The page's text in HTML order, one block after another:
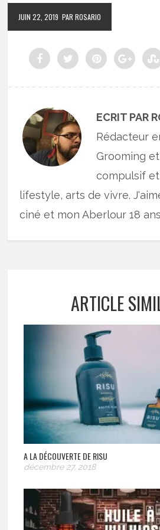
JUIN 22, 2019 PAR ROSARIO
ECRIT PAR
Rédacteur
Grooming
compulsif
lifestyle, arts de vivre.
ciné et mon Aberlour 18
ARTICLE
A LA DÉCOUVERTE DE RISU
décembre 27, 2018